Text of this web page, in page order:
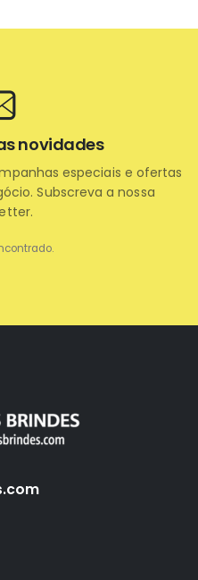
novidades
especiais e ofertas
Subscreva a nossa